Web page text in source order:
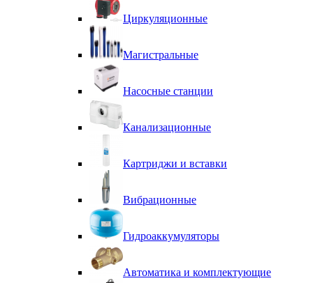
Циркуляционные
Магистральные
Насосные станции
Канализационные
Картриджи и вставки
Вибрационные
Гидроаккумуляторы
Автоматика и комплектующие